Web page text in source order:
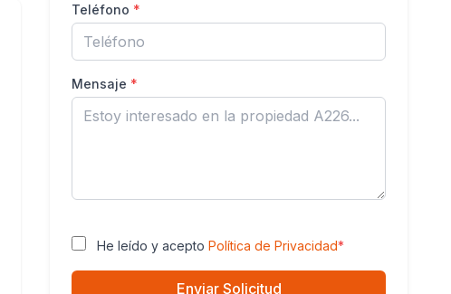
Teléfono *
Mensaje *
He leído y aceptoPolítica de Privacidad*
Enviar Solicitud